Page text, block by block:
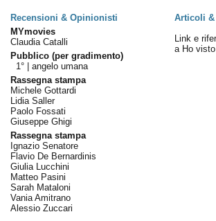
Recensioni & Opinionisti
Articoli &
MYmovies
Claudia Catalli
Pubblico (per gradimento)
1° | angelo umana
Rassegna stampa
Michele Gottardi
Lidia Saller
Paolo Fossati
Giuseppe Ghigi
Rassegna stampa
Ignazio Senatore
Flavio De Bernardinis
Giulia Lucchini
Matteo Pasini
Sarah Mataloni
Vania Amitrano
Alessio Zuccari
Link e
a Ho